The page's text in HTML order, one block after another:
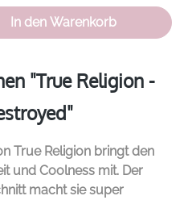
den gewünschten
In den Warenkorb
"True Religion -
True Religion bringt den
und Coolness mit. Der
macht sie super